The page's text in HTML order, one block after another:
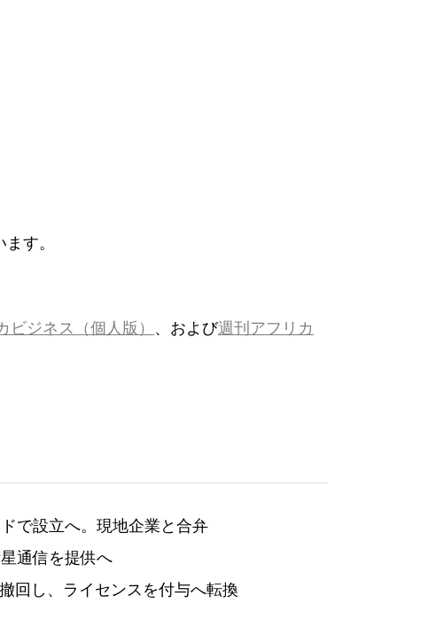
す。
ビジネス（個人版） 、および週刊アフリカ
で設立へ。現地企業と合弁
通信を提供へ
回し、ライセンスを付与へ転換